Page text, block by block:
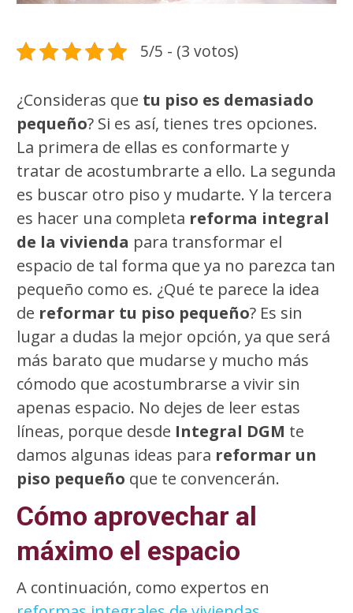
5/5 - (3 votos)
¿Consideras que tu piso es demasiado
pequeño? Si es así, tienes tres opciones.
La primera de ellas es conformarte y
tratar de acostumbrarte a ello. La segunda
es buscar otro piso y mudarte. Y la tercera
es hacer una completa reforma integral
de la vivienda para transformar el
espacio de tal forma que ya no parezca tan
pequeño como es. ¿Qué te parece la idea
de reformar tu piso pequeño? Es sin
lugar a dudas la mejor opción, ya que será
más barato que mudarse y mucho más
cómodo que acostumbrarse a vivir sin
apenas espacio. No dejes de leer estas
líneas, porque desde Integral DGM te
damos algunas ideas para reformar un
piso pequeño que te convencerán.
Cómo aprovechar al
máximo el espacio
A continuación, como expertos en